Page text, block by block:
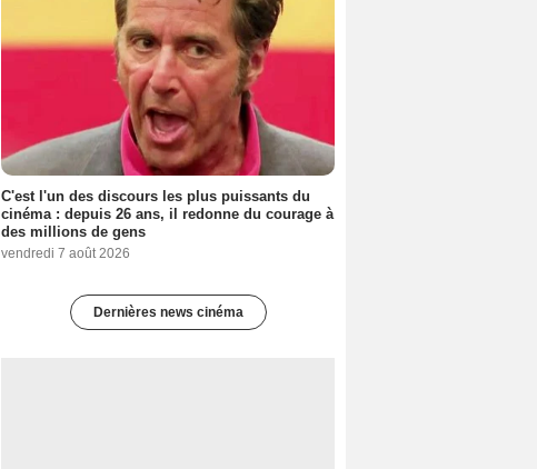
C'est l'un des discours les plus puissants du
cinéma : depuis 26 ans, il redonne du courage à
des millions de gens
vendredi 7 août 2026
Dernières news cinéma